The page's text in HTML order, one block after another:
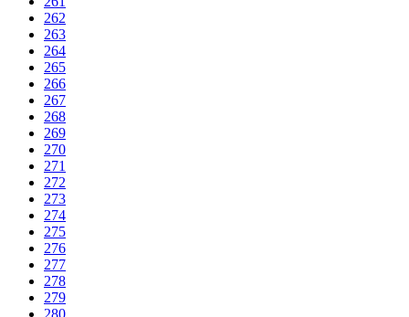
262
263
264
265
266
267
268
269
270
271
272
273
274
275
276
277
278
279
280